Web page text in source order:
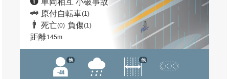
車両相互 小破事故
原付自転車(1)
死亡(0) 負傷(1)
距離145m
他 他